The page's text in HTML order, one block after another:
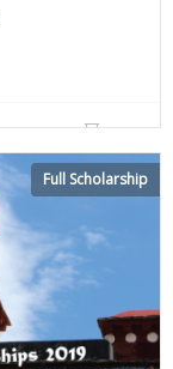
চলমান
Full Scholarship